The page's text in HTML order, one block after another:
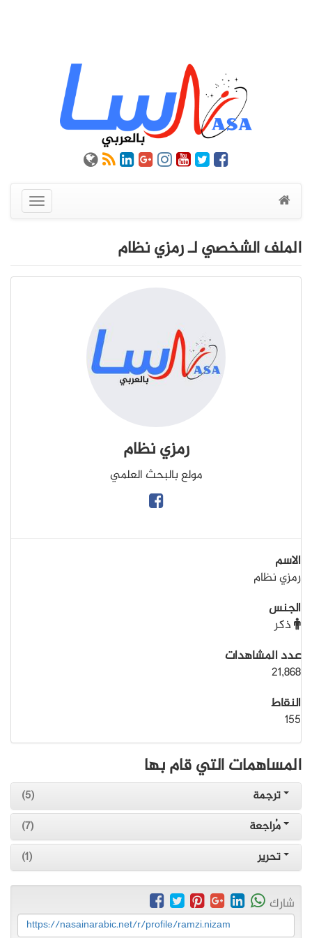
عرض
القائمة
الملف الشخصي لـ رمزي نظام
رمزي نظام
مولع بالبحث العلمي
الاسم
رمزي نظام
الجنس
ذكر
عدد المشاهدات
21,868
النقاط
155
المساهمات التي قام بها
ترجمة
(5)
مُراجعة
(7)
تحرير
(1)
شارك
https://nasainarabic.net/r/profile/ramzi.nizam